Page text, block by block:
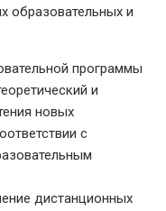
образовательных и
программы
и
новых
с
дистанционных